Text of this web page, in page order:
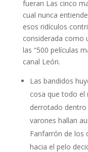
fueran Las cinco
cual nunca
esos ridículos
considerada como
las “500 películas
canal León.
Las bandidos
cosa que todo el
derrotado
varones hallan
Fanfarrón de los
hacia el pelo